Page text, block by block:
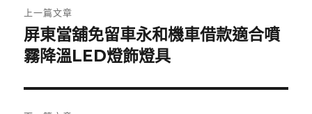
章
導
覽
上一篇文章
上
一
文
章:
屏東當舖免留車永和機車借款適合噴
霧降溫LED燈飾燈具